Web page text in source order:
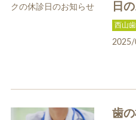
日
西山
歯